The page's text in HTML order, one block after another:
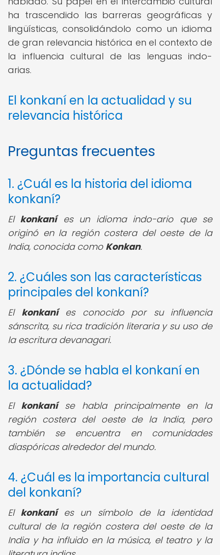
ha trascendido las barreras geográficas y
lingüísticas, consolidándolo como un idioma
de gran relevancia histórica en el contexto de
la influencia cultural de las lenguas indo-
arias.
El konkaní en la actualidad y su
relevancia histórica
Preguntas frecuentes
1. ¿Cuál es la historia del idioma
konkaní?
El konkaníes un idioma indo-ario que se
originó en la región costera del oeste de la
India, conocida como Konkan.
2. ¿Cuáles son las características
principales del konkaní?
El konkaníes conocido por su influencia
sánscrita, su rica tradición literaria y su uso de
la escritura devanagari.
3. ¿Dónde se habla el konkaní en
la actualidad?
El konkaníse habla principalmente en la
región costera del oeste de la India, pero
también se encuentra en comunidades
diaspóricas alrededor del mundo.
4. ¿Cuál es la importancia cultural
del konkaní?
El konkaníes un símbolo de la identidad
cultural de la región costera del oeste de la
India y ha influido en la música, el teatro y la